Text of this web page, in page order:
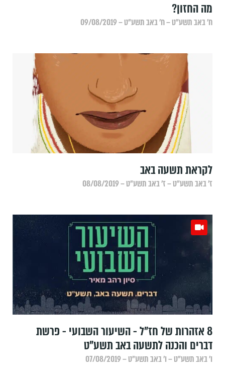
מה החזון?
ח׳ באב תשע״ט – ח׳ באב תשע״ט – 09/08/2019
לקראת תשעה באב
ז׳ באב תשע״ט – ז׳ באב תשע״ט – 08/08/2019
8 אזהרות של חז"ל - השיעור השבועי - פרשת
דברים והכנה לתשעה באב תשע"ט
ו׳ באב תשע״ט – ו׳ באב תשע״ט – 07/08/2019